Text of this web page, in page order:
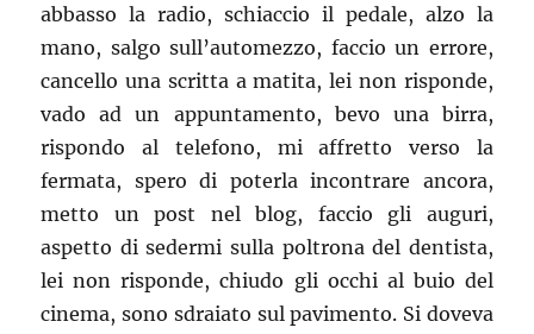
abbasso la radio, schiaccio il pedale, alzo la
mano, salgo sull’automezzo, faccio un errore,
cancello una scritta a matita, lei non risponde,
vado ad un appuntamento, bevo una birra,
rispondo al telefono, mi affretto verso la
fermata, spero di poterla incontrare ancora,
metto un post nel blog, faccio gli auguri,
aspetto di sedermi sulla poltrona del dentista,
lei non risponde, chiudo gli occhi al buio del
cinema, sono sdraiato sul pavimento. Si doveva